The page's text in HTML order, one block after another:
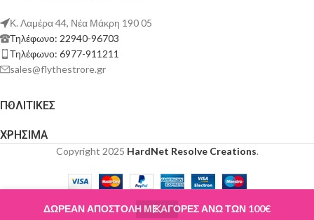
ΔΩΡΕΑΝ ΑΠΟΣΤΟΛΗ ΜΕ ΑΓΟΡΕΣ ΑΝΩ ΤΩΝ 100€
Κ. Λαμέρα 44, Νέα Μάκρη 190 05
Τηλέφωνο: 22940-96703
Τηλέφωνο: 6977-911211
sales@flythestrore.gr
ΠΟΛΙΤΙΚΕΣ
ΧΡΗΣΙΜΑ
Copyright 2025 HardNet Resolve Creations.